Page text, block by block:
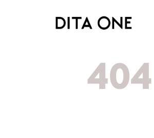
404